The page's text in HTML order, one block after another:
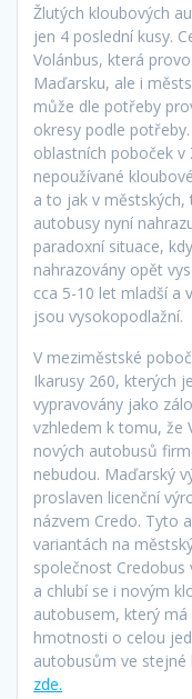
Žlutých kloubových
jen 4 poslední kusy.
Volánbus, která
Maďarsku, ale i
může dle potřeby
okresy podle
oblastních poboček v
nepoužívané
a to jak v městských,
autobusy nyní
paradoxní situace,
nahrazovány opět
cca 5-10 let mladší a
jsou vysokopodlažní.
V meziměstské
Ikarusy 260, kterých
vypravovány jako
vzhledem k tomu, že
nových autobusů
nebudou. Maďarský
proslaven licenční
názvem Credo. Tyto
variantách na
společnost Credobus
a chlubí se i novým
autobusem, který
hmotnosti o celou
autobusům ve stejné
zde.